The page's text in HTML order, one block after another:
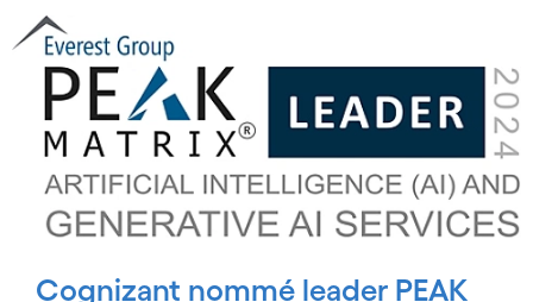
Cognizant nommé leader PEAK